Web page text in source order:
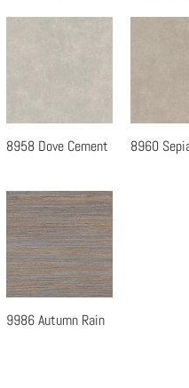
快速瀏覽
8958 Dove Cement 快速
8960
快速瀏覽
9986 Autumn Rain